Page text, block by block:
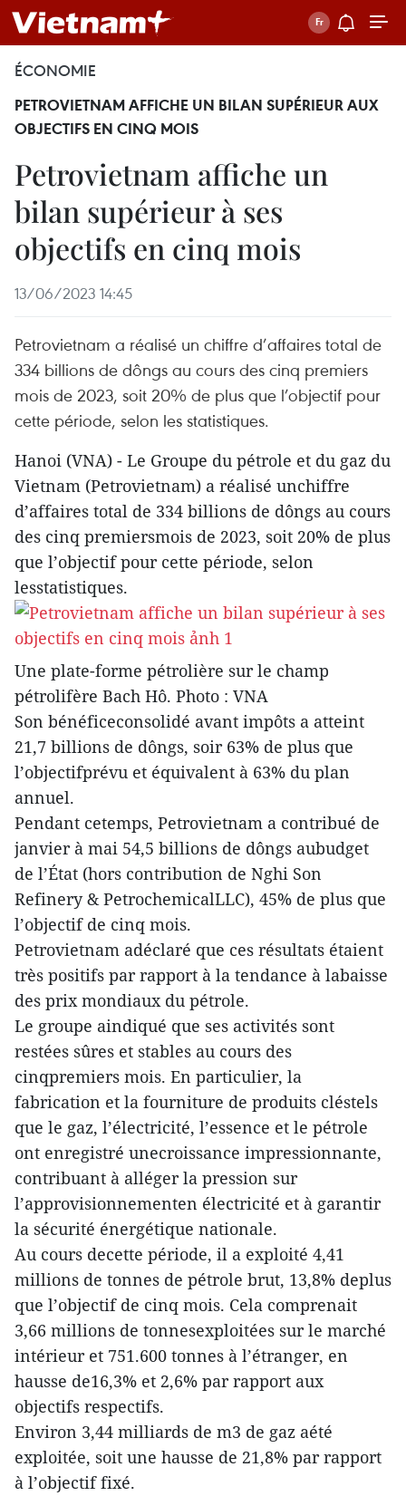
ÉCONOMIE
PETROVIETNAM AFFICHE UN BILAN SUPÉRIEUR AUX
OBJECTIFS EN CINQ MOIS
Petrovietnam affiche un
bilan supérieur à ses
objectifs en cinq mois
13/06/2023 14:45
Petrovietnam a réalisé un chiffre d’affaires total de
334 billions de dôngs au cours des cinq premiers
mois de 2023, soit 20% de plus que l’objectif pour
cette période, selon les statistiques.
Hanoi (VNA) - Le Groupe du pétrole et du gaz du
Vietnam (Petrovietnam) a réalisé unchiffre
d’affaires total de 334 billions de dôngs au cours
des cinq premiersmois de 2023, soit 20% de plus
que l’objectif pour cette période, selon
lesstatistiques.
Une plate-forme pétrolière sur le champ
pétrolifère Bach Hô. Photo : VNA
Son bénéficeconsolidé avant impôts a atteint
21,7 billions de dôngs, soir 63% de plus que
l’objectifprévu et équivalent à 63% du plan
annuel.
Pendant cetemps, Petrovietnam a contribué de
janvier à mai 54,5 billions de dôngs aubudget
de l’État (hors contribution de Nghi Son
Refinery & PetrochemicalLLC), 45% de plus que
l’objectif de cinq mois.
Petrovietnam adéclaré que ces résultats étaient
très positifs par rapport à la tendance à labaisse
des prix mondiaux du pétrole.
Le groupe aindiqué que ses activités sont
restées sûres et stables au cours des
cinqpremiers mois. En particulier, la
fabrication et la fourniture de produits cléstels
que le gaz, l’électricité, l’essence et le pétrole
ont enregistré unecroissance impressionnante,
contribuant à alléger la pression sur
l’approvisionnementen électricité et à garantir
la sécurité énergétique nationale.
Au cours decette période, il a exploité 4,41
millions de tonnes de pétrole brut, 13,8% deplus
que l’objectif de cinq mois. Cela comprenait
3,66 millions de tonnesexploitées sur le marché
intérieur et 751.600 tonnes à l’étranger, en
hausse de16,3% et 2,6% par rapport aux
objectifs respectifs.
Environ 3,44 milliards de m3 de gaz aété
exploitée, soit une hausse de 21,8% par rapport
à l’objectif fixé.